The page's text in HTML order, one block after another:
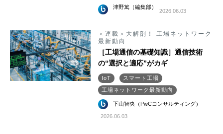
津野篤（編集部）
2026.06.03
＜連載＞大解剖！ 工場ネットワーク
最新動向
［工場通信の基礎知識］通信技術
の“選択と適応”がカギ
IoT
スマート工場
工場ネットワーク最新動向
下山智央（PwCコンサルティング）
2026.06.03